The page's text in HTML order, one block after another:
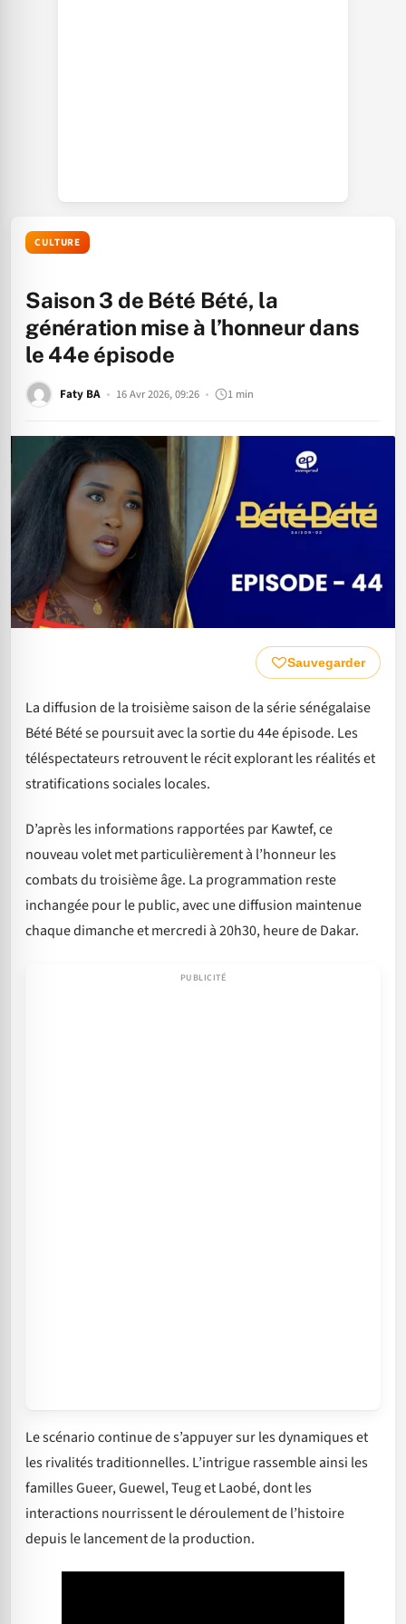
CULTURE
Saison 3 de Bété Bété, la
génération mise à l’honneur dans
le 44e épisode
Faty BA 16 Avr 2026, 09:26 1 min
Sauvegarder
La diffusion de la troisième saison de la série sénégalaise
Bété Bété se poursuit avec la sortie du 44e épisode. Les
téléspectateurs retrouvent le récit explorant les réalités et
stratifications sociales locales.
D’après les informations rapportées par Kawtef, ce
nouveau volet met particulièrement à l’honneur les
combats du troisième âge. La programmation reste
inchangée pour le public, avec une diffusion maintenue
chaque dimanche et mercredi à 20h30, heure de Dakar.
Le scénario continue de s’appuyer sur les dynamiques et
les rivalités traditionnelles. L’intrigue rassemble ainsi les
familles Gueer, Guewel, Teug et Laobé, dont les
interactions nourrissent le déroulement de l’histoire
depuis le lancement de la production.